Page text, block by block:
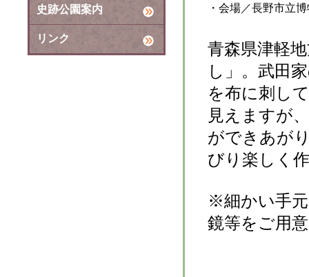
史跡公園案内
リンク
・ 会場／長野市立
青森県津軽
し」。武田
を布に刺し
見えますが
ができあが
びり楽しく
※細かい手
鏡等をご用